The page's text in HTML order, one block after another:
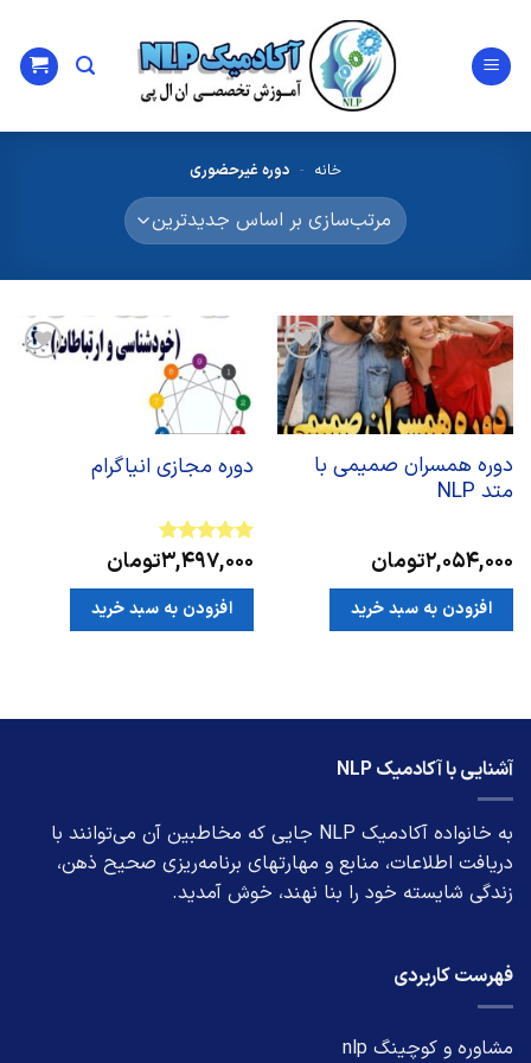
content
خانه - دوره غیرحضوری
افزودن
به
علاقه
مندی
ها
دوره همسران صمیمی با
متد NLP
2,054,000تومان
افزودن به سبد خرید
دوره مجازی انیاگرام
امتیاز5از
3,497,000تومان
افزودن به سبد خرید
آشنایی با آکادمیک NLP
به خانواده آکادمیک NLP جایی که مخاطبین آن می‌توانند با
دریافت اطلاعات، منابع و مهارتهای برنامه‌ریزی صحیح ذهن،
زندگی شایسته خود را بنا نهند، خوش آمدید.
فهرست کاربردی
مشاوره و کوچینگ nlp